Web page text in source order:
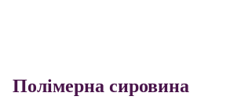
Полімерна сировина